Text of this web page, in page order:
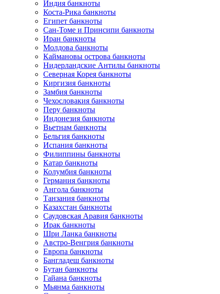
Индия банкноты
Коста-Рика банкноты
Египет банкноты
Сан-Томе и Принсипи банкноты
Иран банкноты
Молдова банкноты
Каймановы острова банкноты
Нидерландские Антилы банкноты
Северная Корея банкноты
Киргизия банкноты
Замбия банкноты
Чехословакия банкноты
Перу банкноты
Индонезия банкноты
Вьетнам банкноты
Бельгия банкноты
Испания банкноты
Филиппины банкноты
Катар банкноты
Колумбия банкноты
Германия банкноты
Ангола банкноты
Танзания банкноты
Казахстан банкноты
Саудовская Аравия банкноты
Ирак банкноты
Шри Ланка банкноты
Австро-Венгрия банкноты
Европа банкноты
Бангладеш банкноты
Бутан банкноты
Гайана банкноты
Мьянма банкноты